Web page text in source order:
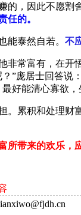
，因此不愿割舍
任的。
泰然自若。 不
常富有，在开
”庞居士回答
好能清心寡欲，
累积和处理财
来的欢乐，